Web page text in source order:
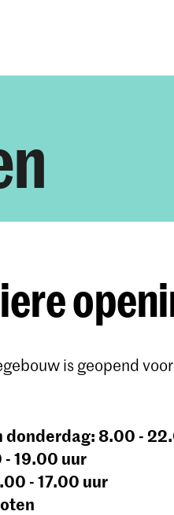
is geopend
donderdag: 8.00 -
19.00 uur
- 17.00 uur